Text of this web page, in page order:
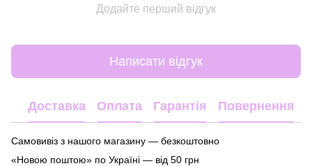
Додайте перший відгук
Написати відгук
Доставка Оплата Гарантія Повернення
Самовивіз з нашого магазину — безкоштовно
«Новою поштою» по Україні — від 50 грн